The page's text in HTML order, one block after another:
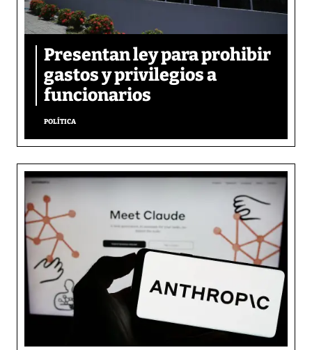
Presentan ley para prohibir
gastos y privilegios a
funcionarios
POLÍTICA